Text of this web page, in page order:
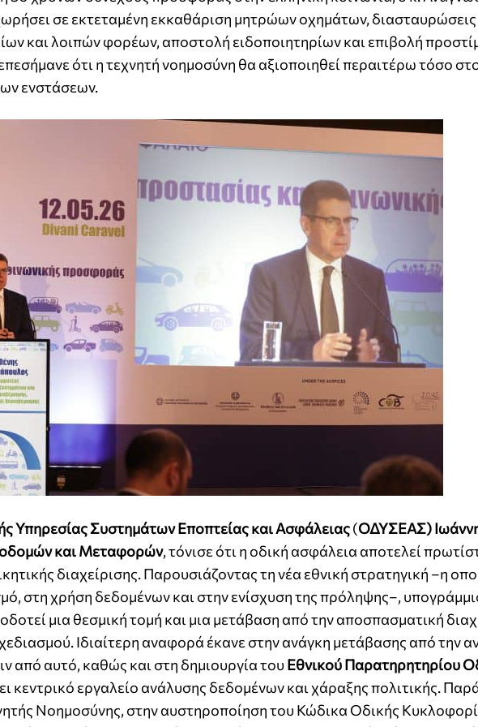
σε εκτεταμένη εκκαθάριση μητρώων οχημάτων, διασταυρώσεις
και λοιπών φορέων, αποστολή ειδοποιητηρίων και επιβολή
ότι η τεχνητή νοημοσύνη θα αξιοποιηθεί περαιτέρω τόσο
ενστάσεων.
Υπηρεσίας Συστημάτων Εποπτείας και Ασφάλειας(ΟΔΥΣΕΑΣ)
και Μεταφορών, τόνισε ότι η οδική ασφάλεια αποτελεί
διαχείρισης. Παρουσιάζοντας τη νέα εθνική στρατηγική –η
στη χρήση δεδομένων και στην ενίσχυση της πρόληψης–,
μια θεσμική τομή και μια μετάβαση από την αποσπασματική
Ιδιαίτερη αναφορά έκανε στην ανάγκη μετάβασης από την
από αυτό, καθώς και στη δημιουργία τουΕθνικού Παρατηρητηρίου
κεντρικό εργαλείο ανάλυσης δεδομένων και χάραξης πολιτικής.
Νοημοσύνης, στην αυστηροποίηση του Κώδικα Οδικής